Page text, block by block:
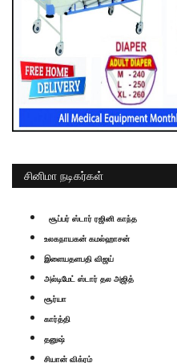
சினிமா நடிகர்கள்
சூப்பர் ஸ்டார் ரஜினி காந்த
உலகநாயகன் கமல்ஹாசன்
இளையதளபதி விஜய்
அல்டிமேட் ஸ்டார் தல அஜித்
சூர்யா
கார்த்தி
தனுஷ்
சியான் விக்ரம்